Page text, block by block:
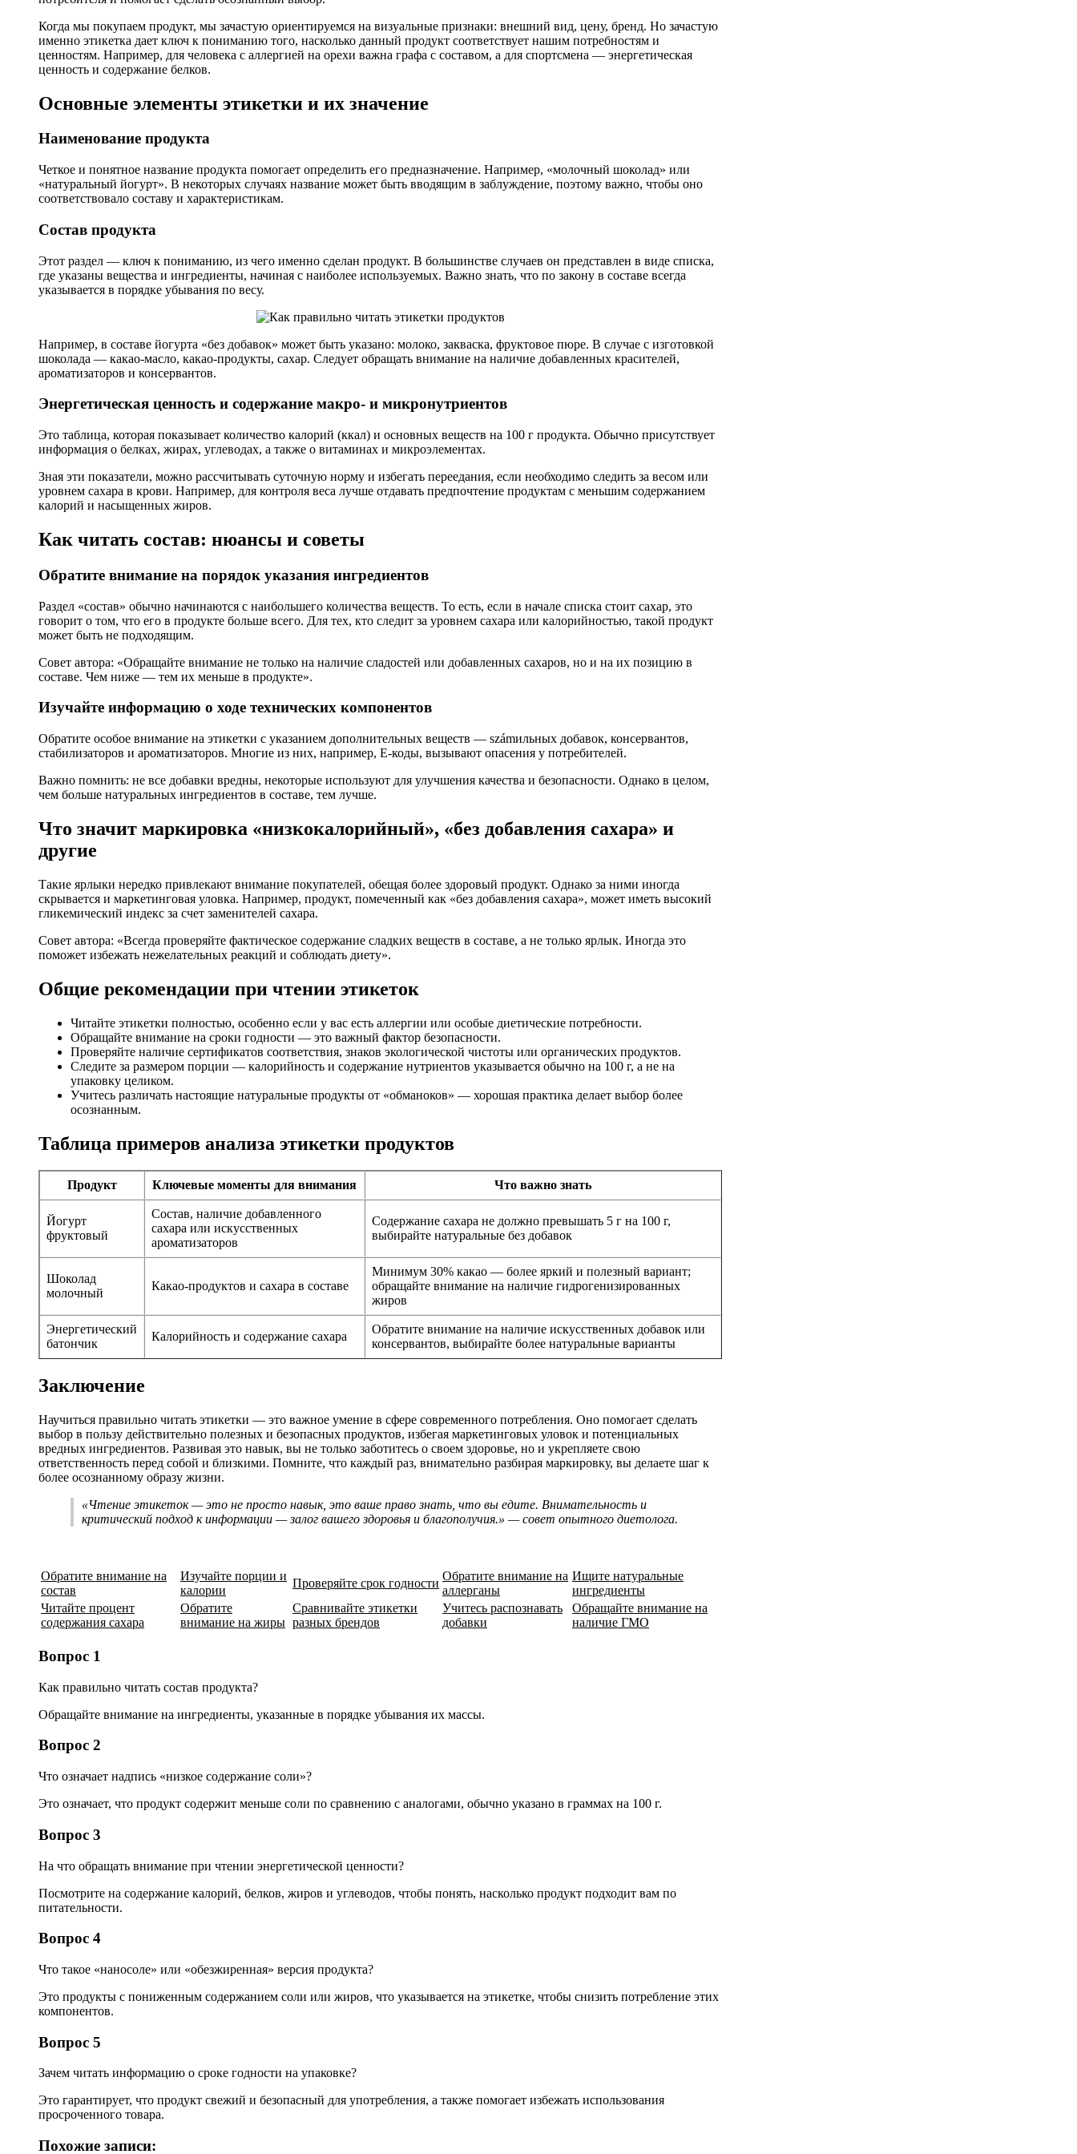
Когда мы покупаем продукт, мы зачастую ориентируемся на визуальные признаки: внешний вид, цену, бренд. Но зачастую
именно этикетка дает ключ к пониманию того, насколько данный продукт соответствует нашим потребностям и
ценностям. Например, для человека с аллергией на орехи важна графа с составом, а для спортсмена — энергетическая
ценность и содержание белков.
Основные элементы этикетки и их значение
Наименование продукта
Четкое и понятное название продукта помогает определить его предназначение. Например, «молочный шоколад» или
«натуральный йогурт». В некоторых случаях название может быть вводящим в заблуждение, поэтому важно, чтобы оно
соответствовало составу и характеристикам.
Состав продукта
Этот раздел — ключ к пониманию, из чего именно сделан продукт. В большинстве случаев он представлен в виде списка,
где указаны вещества и ингредиенты, начиная с наиболее используемых. Важно знать, что по закону в составе всегда
указывается в порядке убывания по весу.
Например, в составе йогурта «без добавок» может быть указано: молоко, закваска, фруктовое пюре. В случае с изготовкой
шоколада — какао-масло, какао-продукты, сахар. Следует обращать внимание на наличие добавленных красителей,
ароматизаторов и консервантов.
Энергетическая ценность и содержание макро- и микронутриентов
Это таблица, которая показывает количество калорий (ккал) и основных веществ на 100 г продукта. Обычно присутствует
информация о белках, жирах, углеводах, а также о витаминах и микроэлементах.
Зная эти показатели, можно рассчитывать суточную норму и избегать переедания, если необходимо следить за весом или
уровнем сахара в крови. Например, для контроля веса лучше отдавать предпочтение продуктам с меньшим содержанием
калорий и насыщенных жиров.
Как читать состав: нюансы и советы
Обратите внимание на порядок указания ингредиентов
Раздел «состав» обычно начинаются с наибольшего количества веществ. То есть, если в начале списка стоит сахар, это
говорит о том, что его в продукте больше всего. Для тех, кто следит за уровнем сахара или калорийностью, такой продукт
может быть не подходящим.
Совет автора: «Обращайте внимание не только на наличие сладостей или добавленных сахаров, но и на их позицию в
составе. Чем ниже — тем их меньше в продукте».
Изучайте информацию о ходе технических компонентов
Обратите особое внимание на этикетки с указанием дополнительных веществ — számильных добавок, консервантов,
стабилизаторов и ароматизаторов. Многие из них, например, Е-коды, вызывают опасения у потребителей.
Важно помнить: не все добавки вредны, некоторые используют для улучшения качества и безопасности. Однако в целом,
чем больше натуральных ингредиентов в составе, тем лучше.
Что значит маркировка «низкокалорийный», «без добавления сахара» и
другие
Такие ярлыки нередко привлекают внимание покупателей, обещая более здоровый продукт. Однако за ними иногда
скрывается и маркетинговая уловка. Например, продукт, помеченный как «без добавления сахара», может иметь высокий
гликемический индекс за счет заменителей сахара.
Совет автора: «Всегда проверяйте фактическое содержание сладких веществ в составе, а не только ярлык. Иногда это
поможет избежать нежелательных реакций и соблюдать диету».
Общие рекомендации при чтении этикеток
Читайте этикетки полностью, особенно если у вас есть аллергии или особые диетические потребности.
Обращайте внимание на сроки годности — это важный фактор безопасности.
Проверяйте наличие сертификатов соответствия, знаков экологической чистоты или органических продуктов.
Следите за размером порции — калорийность и содержание нутриентов указывается обычно на 100 г, а не на
упаковку целиком.
Учитесь различать настоящие натуральные продукты от «обманоков» — хорошая практика делает выбор более
осознанным.
Таблица примеров анализа этикетки продуктов
Продукт Ключевые моменты для внимания Что важно знать
Йогурт
фруктовый
Состав, наличие добавленного
сахара или искусственных
ароматизаторов
Содержание сахара не должно превышать 5 г на 100 г,
выбирайте натуральные без добавок
Шоколад
молочный
Какао-продуктов и сахара в составе
Минимум 30% какао — более яркий и полезный вариант;
обращайте внимание на наличие гидрогенизированных
жиров
Энергетический
батончик
Калорийность и содержание сахара
Обратите внимание на наличие искусственных добавок или
консервантов, выбирайте более натуральные варианты
Заключение
Научиться правильно читать этикетки — это важное умение в сфере современного потребления. Оно помогает сделать
выбор в пользу действительно полезных и безопасных продуктов, избегая маркетинговых уловок и потенциальных
вредных ингредиентов. Развивая это навык, вы не только заботитесь о своем здоровье, но и укрепляете свою
ответственность перед собой и близкими. Помните, что каждый раз, внимательно разбирая маркировку, вы делаете шаг к
более осознанному образу жизни.
«Чтение этикеток — это не просто навык, это ваше право знать, что вы едите. Внимательность и
критический подход к информации — залог вашего здоровья и благополучия.» — совет опытного диетолога.
Обратите внимание на
состав
Изучайте порции и
калории
Проверяйте срок годности
Обратите внимание на
аллерганы
Ищите натуральные
ингредиенты
Читайте процент
содержания сахара
Обратите
внимание на жиры
Сравнивайте этикетки
разных брендов
Учитесь распознавать
добавки
Обращайте внимание на
наличие ГМО
Вопрос 1
Как правильно читать состав продукта?
Обращайте внимание на ингредиенты, указанные в порядке убывания их массы.
Вопрос 2
Что означает надпись «низкое содержание соли»?
Это означает, что продукт содержит меньше соли по сравнению с аналогами, обычно указано в граммах на 100 г.
Вопрос 3
На что обращать внимание при чтении энергетической ценности?
Посмотрите на содержание калорий, белков, жиров и углеводов, чтобы понять, насколько продукт подходит вам по
питательности.
Вопрос 4
Что такое «наносоле» или «обезжиренная» версия продукта?
Это продукты с пониженным содержанием соли или жиров, что указывается на этикетке, чтобы снизить потребление этих
компонентов.
Вопрос 5
Зачем читать информацию о сроке годности на упаковке?
Это гарантирует, что продукт свежий и безопасный для употребления, а также помогает избежать использования
просроченного товара.
Похожие записи: